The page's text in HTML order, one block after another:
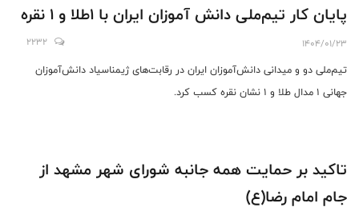
پایان کار تیم‌ملی دانش آموزان ایران با ۱طلا و ۱ نقره
1404/01/23
2232
تیم‌ملی دو و میدانی دانش‌آموزان ایران در رقابت‌های ژیمناسیاد دانش‌آموزان
جهانی ۱ مدال طلا و ۱ نشان نقره کسب کرد.
تاکید بر حمایت همه جانبه شورای شهر مشهد از
جام‌ امام رضا(ع)